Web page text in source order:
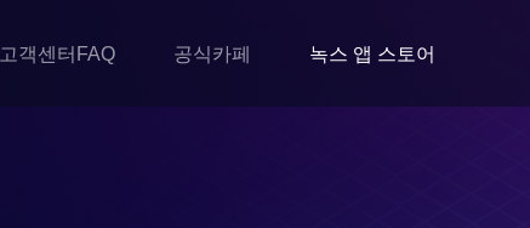
고객센터FAQ 공식카페 녹스 앱 스토어